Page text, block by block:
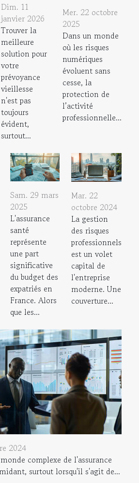
Dim. 11
janvier 2026
Trouver la
meilleure
solution pour
votre
prévoyance
vieillesse
n'est pas
toujours
évident,
surtout...
Mer. 22 octobre
2025
Dans un monde
où les risques
numériques
évoluent sans
cesse, la
protection de
l’activité
professionnelle...
Sam. 29 mars
2025
L'assurance
santé
représente
une part
significative
du budget des
expatriés en
France. Alors
que les...
Mar. 22
octobre 2024
La gestion
des risques
professionnels
est un volet
capital de
l'entreprise
moderne. Une
couverture...
2024
complexe de l'assurance
surtout lorsqu'il s'agit de...